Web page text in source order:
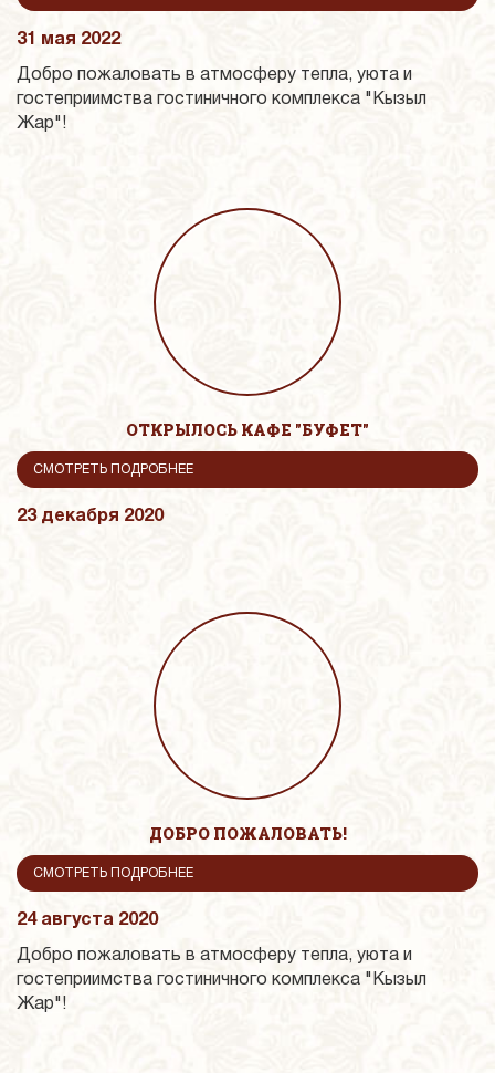
31 мая 2022
Добро пожаловать в атмосферу тепла, уюта и
гостеприимства гостиничного комплекса "Кызыл
Жар"!
ОТКРЫЛОСЬ КАФЕ "БУФЕТ"
СМОТРЕТЬ ПОДРОБНЕЕ
23 декабря 2020
ДОБРО ПОЖАЛОВАТЬ!
СМОТРЕТЬ ПОДРОБНЕЕ
24 августа 2020
Добро пожаловать в атмосферу тепла, уюта и
гостеприимства гостиничного комплекса "Кызыл
Жар"!